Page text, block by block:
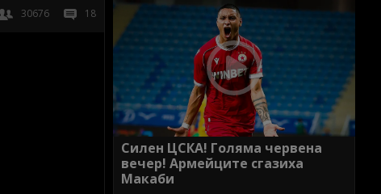
30676 18
Силен ЦСКА! Голяма червена
вечер! Армейците сгазиха
Макаби